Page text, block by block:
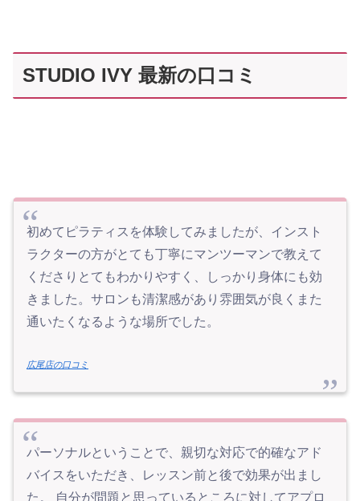
STUDIO IVY 最新の口コミ
初めてピラティスを体験してみましたが、インスト
ラクターの方がとても丁寧にマンツーマンで教えて
くださりとてもわかりやすく、しっかり身体にも効
きました。サロンも清潔感があり雰囲気が良くまた
通いたくなるような場所でした。
広尾店の口コミ
パーソナルということで、親切な対応で的確なアド
バイスをいただき、レッスン前と後で効果が出まし
た。 自分が問題と思っているところに対してアプロ